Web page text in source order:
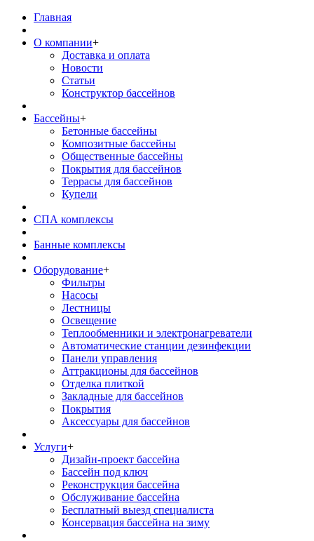
Главная
О компании+
Доставка и оплата
Новости
Статьи
Конструктор бассейнов
Бассейны+
Бетонные бассейны
Композитные бассейны
Общественные бассейны
Покрытия для бассейнов
Террасы для бассейнов
Купели
СПА комплексы
Банные комплексы
Оборудование+
Фильтры
Насосы
Лестницы
Освещение
Теплообменники и электронагреватели
Автоматические станции дезинфекции
Панели управления
Аттракционы для бассейнов
Отделка плиткой
Закладные для бассейнов
Покрытия
Аксессуары для бассейнов
Услуги+
Дизайн-проект бассейна
Бассейн под ключ
Реконструкция бассейна
Обслуживание бассейна
Бесплатный выезд специалиста
Консервация бассейна на зиму